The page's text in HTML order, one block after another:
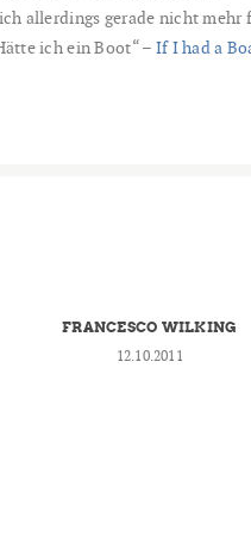
allerdings gerade nicht
ich ein Boot“ – If I had a
FRANCESCO WILKING
12.10.2011